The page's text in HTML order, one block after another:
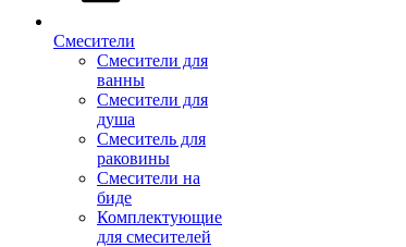
Смесители
Смесители для
ванны
Смесители для
душа
Смеситель для
раковины
Смесители на
биде
Комплектующие
для смесителей